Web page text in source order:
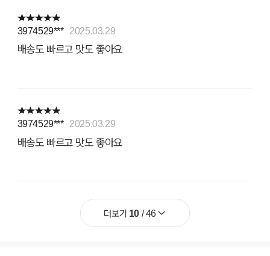
3974529*** 2025.03.29
배송도 빠르고 맛도 좋아요
3974529*** 2025.03.29
배송도 빠르고 맛도 좋아요
더보기 10/46